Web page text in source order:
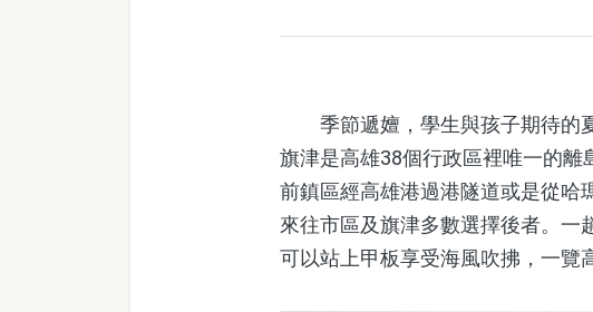
季節遞嬗，學生與孩子期待的夏
旗津是高雄38個行政區裡唯一的
前鎮區經高雄港過港隧道或是從哈
來往市區及旗津多數選擇後者。一
可以站上甲板享受海風吹拂，一覽